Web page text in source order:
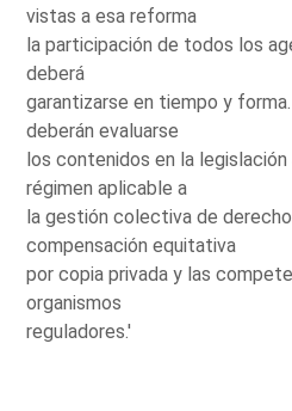
vistas a esa reforma
la participación de todos los
deberá
garantizarse en tiempo y
deberán evaluarse
los contenidos en la
régimen aplicable a
la gestión colectiva de
compensación equitativa
por copia privada y las
organismos
reguladores.'